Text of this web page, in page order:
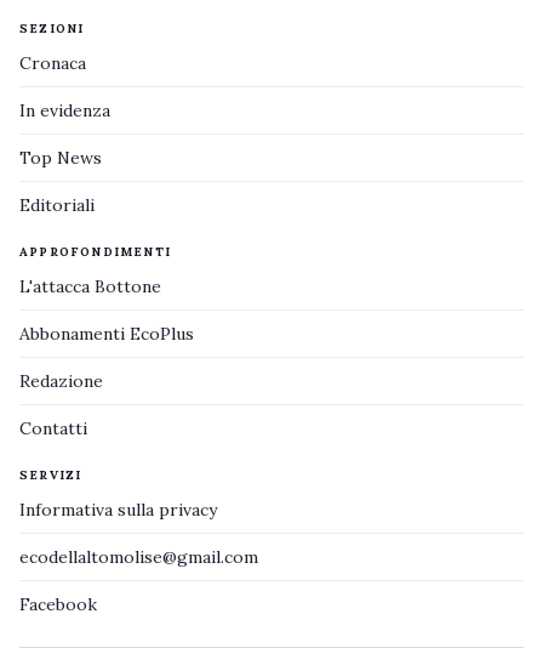
SEZIONI
Cronaca
In evidenza
Top News
Editoriali
APPROFONDIMENTI
L'attacca Bottone
Abbonamenti EcoPlus
Redazione
Contatti
SERVIZI
Informativa sulla privacy
ecodellaltomolise@gmail.com
Facebook